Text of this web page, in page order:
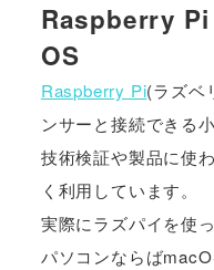
Raspberry
OS
Raspberry Pi(ラズベ
ンサーと接続できる
技術検証や製品に使
く利用しています。
実際にラズパイを使
パソコンならば